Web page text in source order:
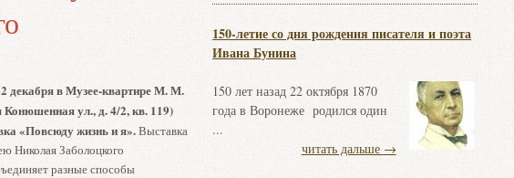
декабря в Музее-квартире М. М.
ул., д. 4/2, кв. 119)
«Повсюду жизнь и я».Выставка
Николая Заболоцкого
разные способы
150-летие со дня рождения писателя и поэта
Ивана Бунина
150 лет назад 22 октября 1870
года в Воронеже родился один
...
читать дальше →